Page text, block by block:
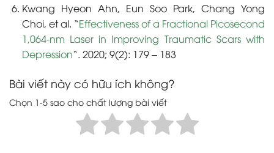
Kwang Hyeon Ahn, Eun Soo Park, Chang Yong
Choi, et al. “Effectiveness of a Fractional Picosecond
1,064-nm Laser in Improving Traumatic Scars with
Depression“. 2020; 9(2): 179 – 183
Bài viết này có hữu ích không?
Chọn 1-5 sao cho chất lượng bài viết